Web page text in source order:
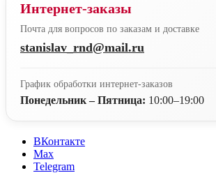
Интернет-заказы
Почта для вопросов по заказам и доставке
stanislav_rnd@mail.ru
График обработки интернет-заказов
Понедельник – Пятница: 10:00–19:00
ВКонтакте
Max
Telegram